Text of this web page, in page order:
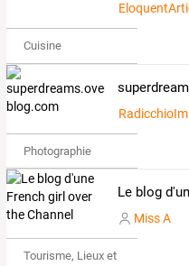
Cuisine
Photographie
Miss A
Tourisme, Lieux et Événements